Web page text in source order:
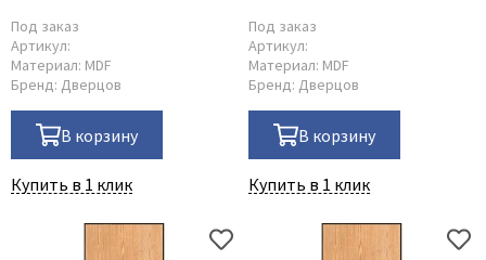
Под заказ
Артикул:
Материал: MDF
Бренд: Дверцов
В корзину
Купить в 1 клик
Под заказ
Артикул:
Материал: MDF
Бренд: Дверцов
В корзину
Купить в 1 клик